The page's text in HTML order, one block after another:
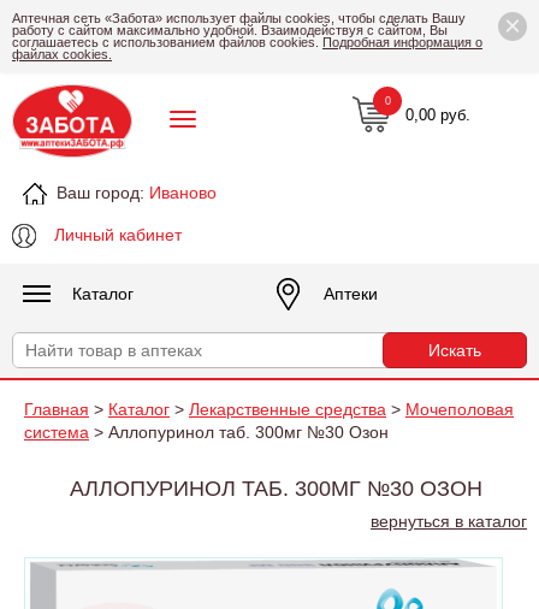
×
Аптечная сеть «Забота» использует файлы cookies, чтобы сделать Вашу
работу с сайтом максимально удобной. Взаимодействуя с сайтом, Вы
соглашаетесь с использованием файлов cookies. Подробная информация о
файлах cookies.
Ваш город: Иваново
Личный кабинет
0,00 руб.
0
Каталог Аптеки
Главная > Каталог > Лекарственные средства > Мочеполовая
система > Аллопуринол таб. 300мг №30 Озон
АЛЛОПУРИНОЛ ТАБ. 300МГ №30 ОЗОН
вернуться в каталог